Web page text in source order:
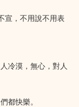
宣，不用說不用表
冷漠，無心，對人
都快樂。